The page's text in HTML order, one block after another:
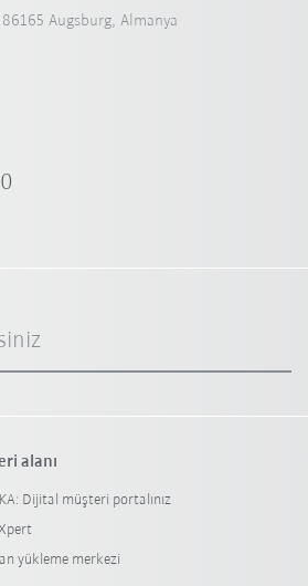
Augsburg, Almanya
alanı
Dijital müşteri portalınız
yükleme merkezi